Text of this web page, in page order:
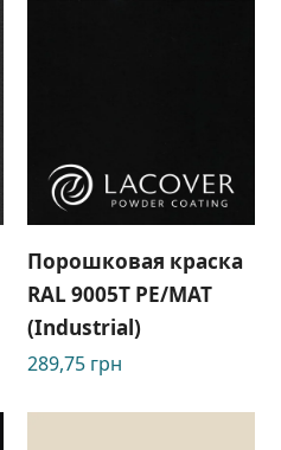
Порошковая краска
RAL 9005Т РЕ/МАТ
(Industrial)
289,75 грн